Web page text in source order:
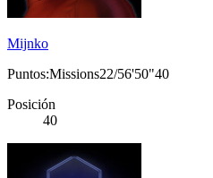
Mijnko
Puntos:Missions22/56'50"40
Posición
40